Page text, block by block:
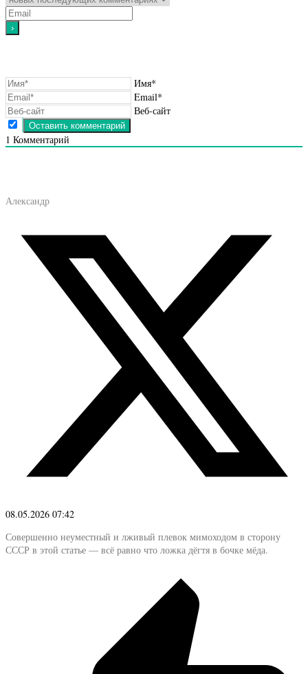
Имя*
Email*
Веб-сайт
1 Комментарий
Александр
08.05.2026 07:42
Совершенно неуместный и лживый плевок мимоходом в сторону
СССР в этой статье — всё равно что ложка дёгтя в бочке мёда.